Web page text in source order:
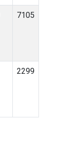
7105
2299